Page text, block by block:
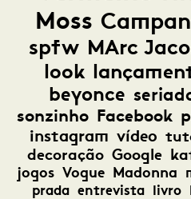
Moss
spfw MArc
look
beyonce
sonzinho Facebook
instagram vídeo
decoração Google
jogos Vogue Madonna
prada entrevista livro